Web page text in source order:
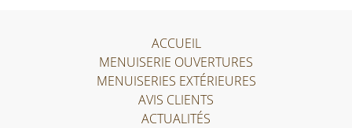
ACCUEIL
MENUISERIE OUVERTURES
MENUISERIES EXTÉRIEURES
AVIS CLIENTS
ACTUALITÉS